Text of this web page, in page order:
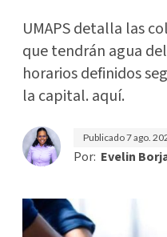
UMAPS detalla las
que tendrán agua
horarios definidos
la capital. aquí.
Publicado7 ago.
Por: Evelin